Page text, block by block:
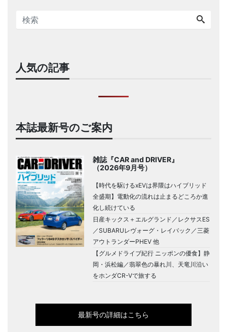
人気の記事
本誌最新号のご案内
雑誌『CAR and DRIVER』
（2026年9月号）
【時代を駆けるxEVは界隈はハイブリッド
全盛期】電動化の流れは止まるどころか進
化し続けている
日産キックス＋エルグランド／レクサスES
／SUBARUレヴォーグ・レイバック／三菱
アウトランダーPHEV 他
【グルメドライブ紀行 ニッポンの優食】静
岡・浜松編／翡翠色の暴れ川、天竜川沿い
をホンダCR-Vで旅する
最新号の詳細はこちら